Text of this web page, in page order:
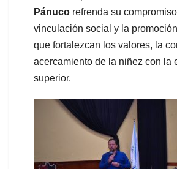
Pánuco refrenda su
vinculación social y la
que fortalezcan los valores, la
acercamiento de la niñez con la
superior.